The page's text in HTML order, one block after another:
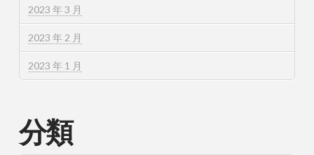
2023 年 3 月
2023 年 2 月
2023 年 1 月
分類